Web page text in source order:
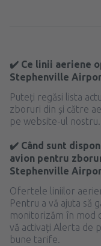
✔️ Ce linii aeriene
Stephenville
Puteți regăsi lista
zboruri din și către
pe website-ul nostru.
✔️ Când sunt
avion pentru
Stephenville
Ofertele liniilor
Pentru a vă ajuta să
monitorizăm în mod
vă activați Alerta de
bune tarife.